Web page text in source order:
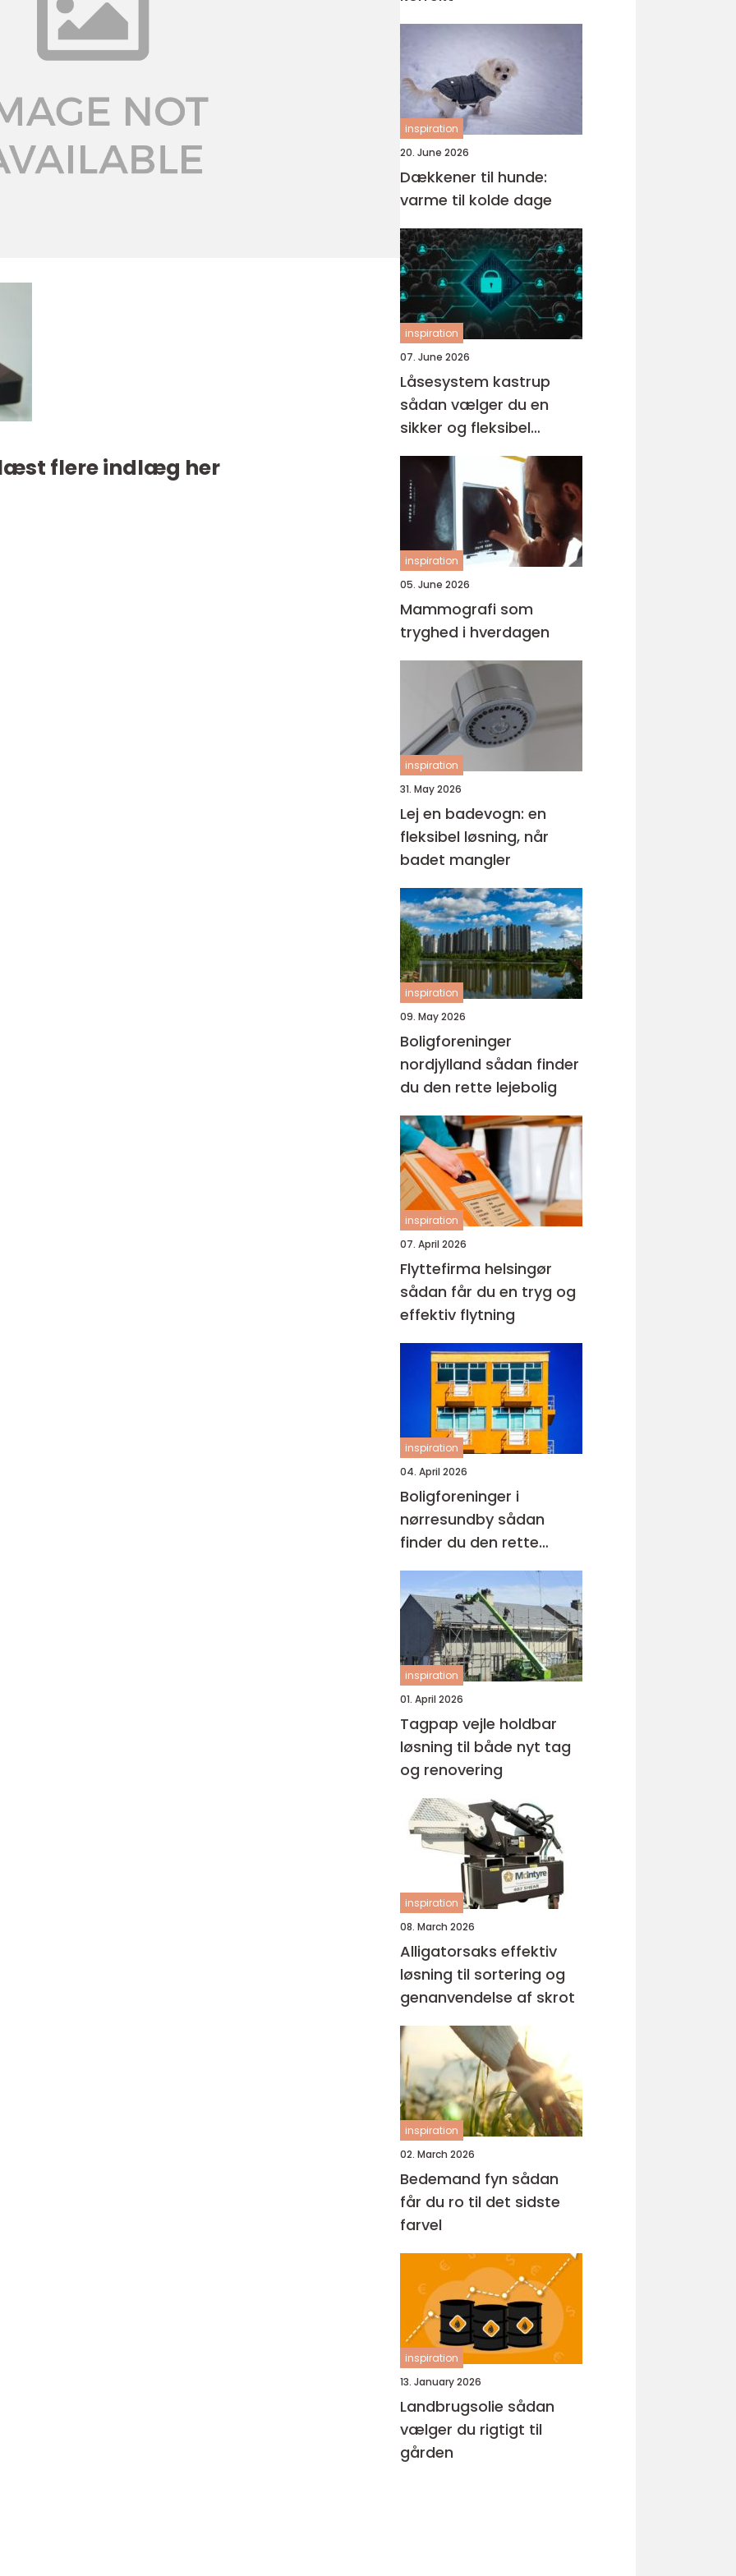
flere indlæg her
inspiration
20. June 2026
Dækkener til hunde:
varme til kolde dage
inspiration
07. June 2026
Låsesystem kastrup
sådan vælger du en
sikker og fleksibel
løsning
inspiration
05. June 2026
Mammografi som
tryghed i hverdagen
inspiration
31. May 2026
Lej en badevogn: en
fleksibel løsning, når
badet mangler
inspiration
09. May 2026
Boligforeninger
nordjylland sådan finder
du den rette lejebolig
inspiration
07. April 2026
Flyttefirma helsingør
sådan får du en tryg og
effektiv flytning
inspiration
04. April 2026
Boligforeninger i
nørresundby sådan
finder du den rette
lejebolig
inspiration
01. April 2026
Tagpap vejle holdbar
løsning til både nyt tag
og renovering
inspiration
08. March 2026
Alligatorsaks effektiv
løsning til sortering og
genanvendelse af skrot
inspiration
02. March 2026
Bedemand fyn sådan
får du ro til det sidste
farvel
inspiration
13. January 2026
Landbrugsolie sådan
vælger du rigtigt til
gården